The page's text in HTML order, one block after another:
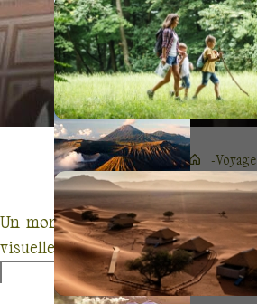
Un monde de couleurs et de
visuellement et spirituellement.Un
Jaipur, Jaisalmer, Jodhpur et